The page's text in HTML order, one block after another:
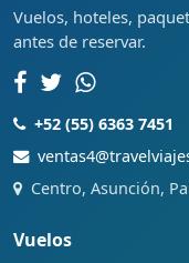
Vuelos, hoteles,
antes de reservar.
+52 (55) 6363 7451
Centro, Asunción,
Vuelos